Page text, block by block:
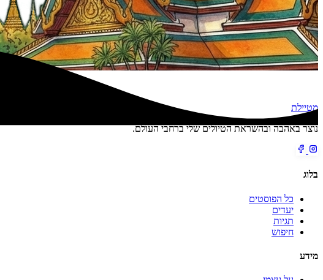
מטיילת
נוצר באהבה ובהשראת הטיולים שלי ברחבי העולם.
בלוג
כל הפוסטים
יעדים
תגיות
חיפוש
מידע